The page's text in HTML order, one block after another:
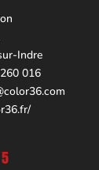
Indre
016